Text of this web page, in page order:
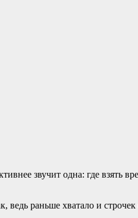
звучит одна: где взять
ведь раньше хватало и